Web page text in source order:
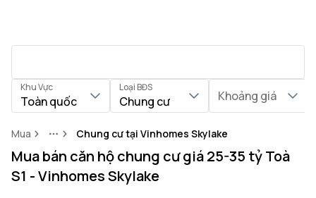
Khu Vực
Toàn quốc
Loại BĐS
Chung cư Khoảng giá
Mua MoreChung cư tại Vinhomes Skylake
Mua bán căn hộ chung cư giá 25-35 tỷ Toà
S1 - Vinhomes Skylake